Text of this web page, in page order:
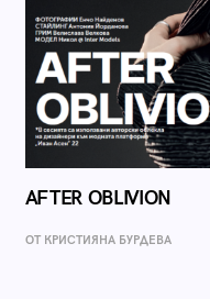
AFTER OBLIVION
ОТ КРИСТИЯНА БУРДЕВА